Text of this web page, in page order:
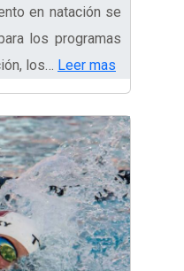
en natación se
los programas
los… Leer mas